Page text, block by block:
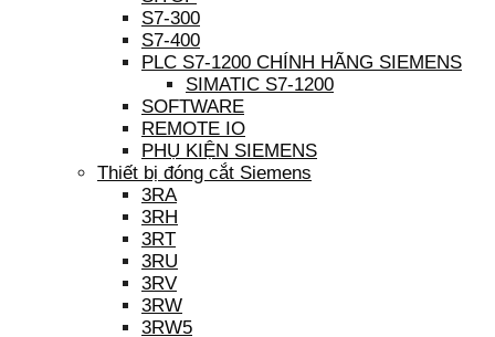
S7-300
S7-400
PLC S7-1200 CHÍNH HÃNG SIEMENS
SIMATIC S7-1200
SOFTWARE
REMOTE IO
PHỤ KIỆN SIEMENS
Thiết bị đóng cắt Siemens
3RA
3RH
3RT
3RU
3RV
3RW
3RW5